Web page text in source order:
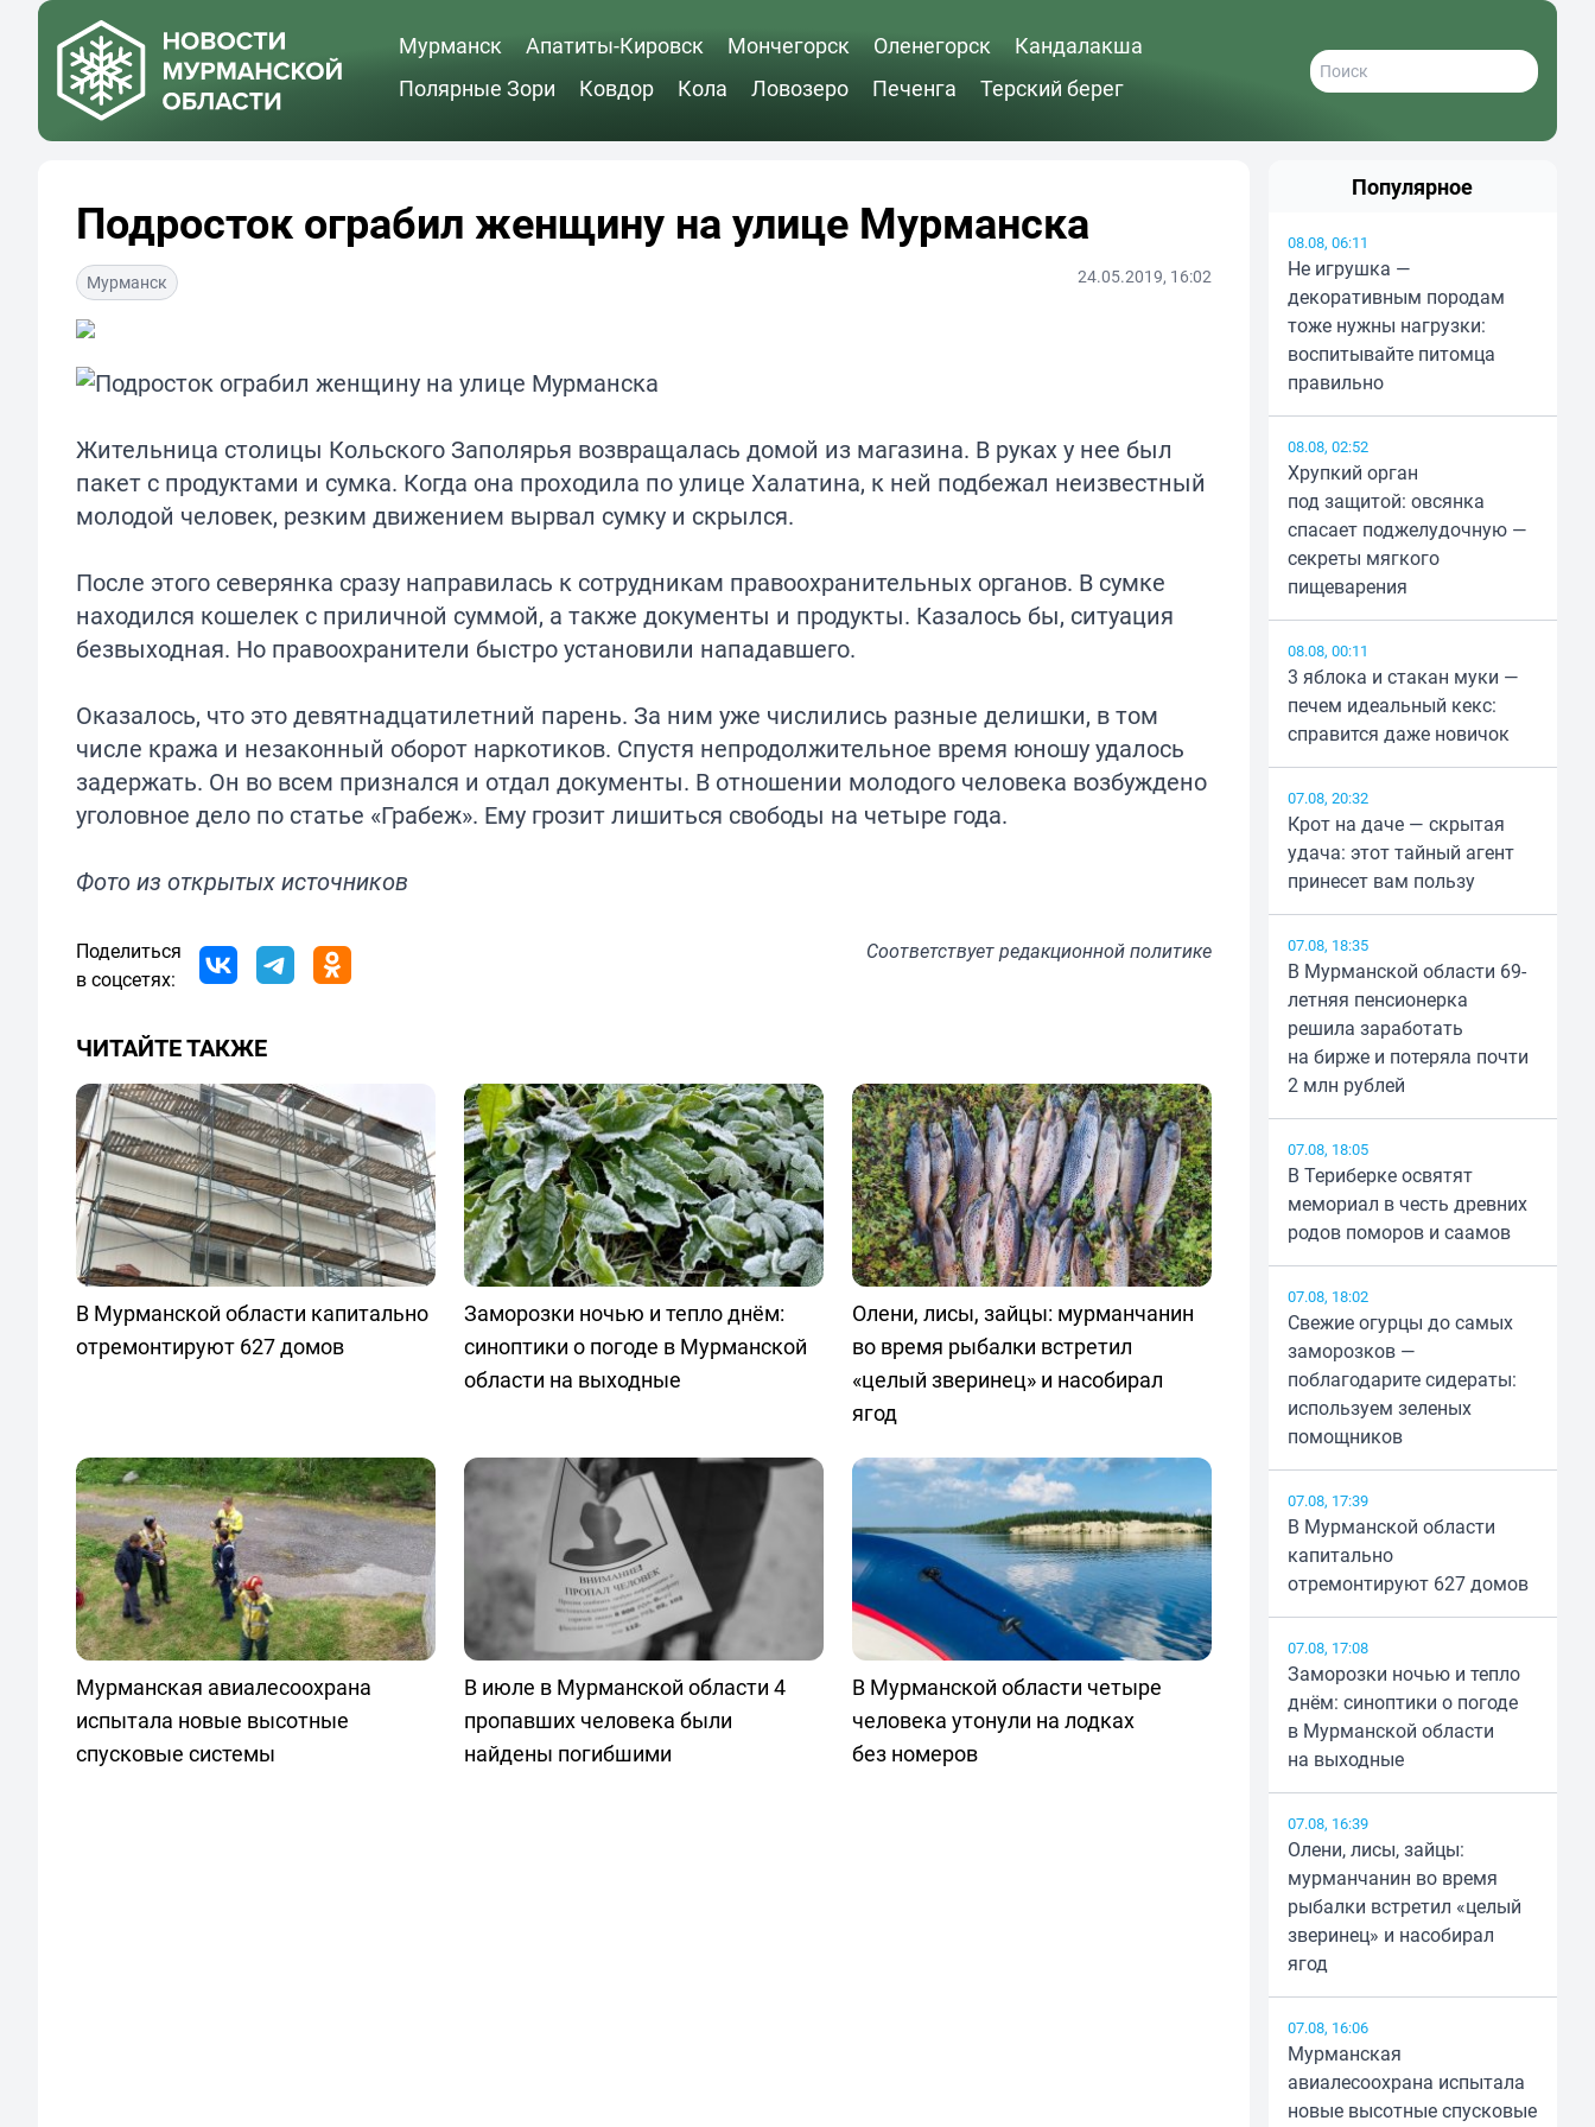
Мурманск Апатиты-Кировск Мончегорск Оленегорск
Кандалакша
Полярные Зори
Ковдор Кола Ловозеро Печенга Терский берег
Подросток ограбил женщину на улице Мурманска
Мурманск 24.05.2019, 16:02
Жительница столицы Кольского Заполярья возвращалась домой из магазина. В руках у нее был
пакет с продуктами и сумка. Когда она проходила по улице Халатина, к ней подбежал неизвестный
молодой человек, резким движением вырвал сумку и скрылся.
После этого северянка сразу направилась к сотрудникам правоохранительных органов. В сумке
находился кошелек с приличной суммой, а также документы и продукты. Казалось бы, ситуация
безвыходная. Но правоохранители быстро установили нападавшего.
Оказалось, что это девятнадцатилетний парень. За ним уже числились разные делишки, в том
числе кража и незаконный оборот наркотиков. Спустя непродолжительное время юношу удалось
задержать. Он во всем признался и отдал документы. В отношении молодого человека возбуждено
уголовное дело по статье «Грабеж». Ему грозит лишиться свободы на четыре года.
Фото из открытых источников
Поделиться
в соцсетях:
Соответствуетредакционной политике
ЧИТАЙТЕ ТАКЖЕ
В Мурманской области капитально
отремонтируют 627 домов
Заморозки ночью и тепло днём:
синоптики о погоде в Мурманской
области на выходные
Олени, лисы, зайцы: мурманчанин
во время рыбалки встретил
«целый зверинец» и насобирал
ягод
Мурманская авиалесоохрана
испытала новые высотные
спусковые системы
В июле в Мурманской области 4
пропавших человека были
найдены погибшими
В Мурманской области четыре
человека утонули на лодках
без номеров
Популярное
08.08, 06:11
Не игрушка —
декоративным породам
тоже нужны нагрузки:
воспитывайте питомца
правильно
08.08, 02:52
Хрупкий орган
под защитой: овсянка
спасает поджелудочную —
секреты мягкого
пищеварения
08.08, 00:11
3 яблока и стакан муки —
печем идеальный кекс:
справится даже новичок
07.08, 20:32
Крот на даче — скрытая
удача: этот тайный агент
принесет вам пользу
07.08, 18:35
В Мурманской области 69-
летняя пенсионерка
решила заработать
на бирже и потеряла почти
2 млн рублей
07.08, 18:05
В Териберке освятят
мемориал в честь древних
родов поморов и саамов
07.08, 18:02
Свежие огурцы до самых
заморозков —
поблагодарите сидераты:
используем зеленых
помощников
07.08, 17:39
В Мурманской области
капитально
отремонтируют 627 домов
07.08, 17:08
Заморозки ночью и тепло
днём: синоптики о погоде
в Мурманской области
на выходные
07.08, 16:39
Олени, лисы, зайцы:
мурманчанин во время
рыбалки встретил «целый
зверинец» и насобирал
ягод
07.08, 16:06
Мурманская
авиалесоохрана испытала
новые высотные спусковые